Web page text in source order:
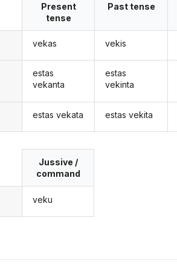
Present
tense
vekas
estas
vekanta
estas vekata
Past tense
vekis
estas
vekinta
estas vekita
Jussive /
command
veku